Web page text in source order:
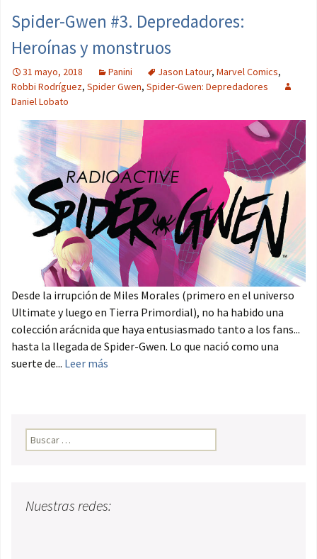
Spider-Gwen #3. Depredadores:
Heroínas y monstruos
31 mayo, 2018 Panini Jason Latour, Marvel Comics,
Robbi Rodríguez, Spider Gwen, Spider-Gwen: Depredadores
Daniel Lobato
Desde la irrupción de Miles Morales (primero en el universo
Ultimate y luego en Tierra Primordial), no ha habido una
colección arácnida que haya entusiasmado tanto a los fans...
hasta la llegada de Spider-Gwen. Lo que nació como una
suerte de... Leer más
Buscar:
Nuestras redes: